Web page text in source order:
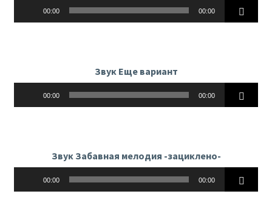
00:00 00:00
Звук Еще вариант
00:00 00:00
Звук Забавная мелодия -зациклено-
00:00 00:00